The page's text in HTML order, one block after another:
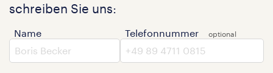
schreiben Sie uns:
Name Telefonnummer